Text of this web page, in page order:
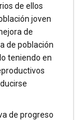
de ellos
joven
de
de población
teniendo en
de progreso